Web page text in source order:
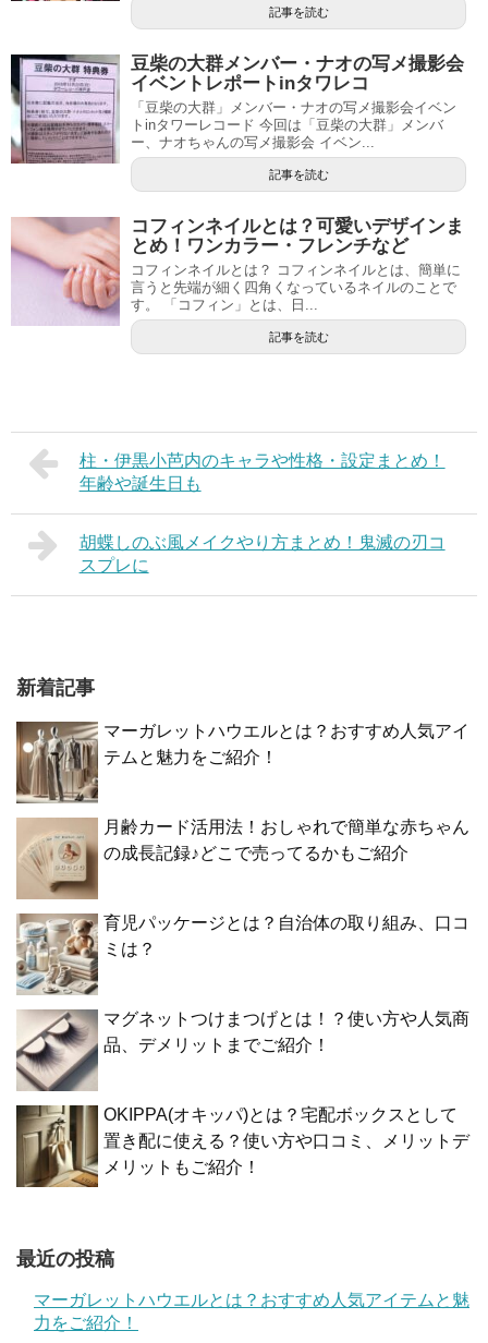
記事を読む
豆柴の大群メンバー・ナオの写メ撮影会
イベントレポートinタワレコ
「豆柴の大群」メンバー・ナオの写メ撮影会イベン
トinタワーレコード 今回は「豆柴の大群」メンバ
ー、ナオちゃんの写メ撮影会 イベン...
記事を読む
コフィンネイルとは？可愛いデザインま
とめ！ワンカラー・フレンチなど
コフィンネイルとは？ コフィンネイルとは、簡単に
言うと先端が細く四角くなっているネイルのことで
す。 「コフィン」とは、日...
記事を読む
柱・伊黒小芭内のキャラや性格・設定まとめ！
年齢や誕生日も
胡蝶しのぶ風メイクやり方まとめ！鬼滅の刃コ
スプレに
新着記事
マーガレットハウエルとは？おすすめ人気アイ
テムと魅力をご紹介！
月齢カード活用法！おしゃれで簡単な赤ちゃん
の成長記録♪どこで売ってるかもご紹介
育児パッケージとは？自治体の取り組み、口コ
ミは？
マグネットつけまつげとは！？使い方や人気商
品、デメリットまでご紹介！
OKIPPA(オキッパ)とは？宅配ボックスとして
置き配に使える？使い方や口コミ、メリットデ
メリットもご紹介！
最近の投稿
マーガレットハウエルとは？おすすめ人気アイテムと魅
力をご紹介！